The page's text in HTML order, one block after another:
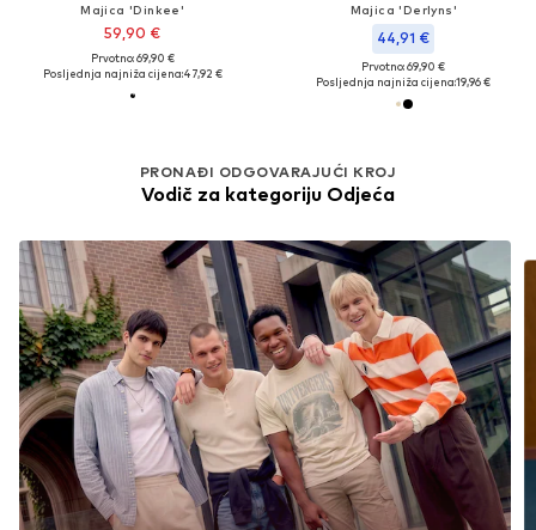
Majica 'Dinkee'
59,90 €
Prvotno: 69,90 €
Posljednja najniža cijena:47,92 €
Majica 'Derlyns'
44,91 €
Prvotno: 69,90 €
Posljednja najniža cijena:19,96 €
PRONAĐI ODGOVARAJUĆI KROJ
Vodič za kategoriju Odjeća